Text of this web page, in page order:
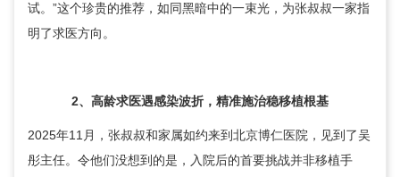
试。”这个珍贵的推荐，如同黑暗中的一束光，为张叔叔一家指
明了求医方向。
2、高龄求医遇感染波折，精准施治稳移植根基
2025年11月，张叔叔和家属如约来到北京博仁医院，见到了吴
彤主任。令他们没想到的是，入院后的首要挑战并非移植手